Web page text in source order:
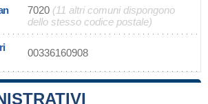
7020 (11 altri comuni dispongono
dello stesso codice postale)
00336160908